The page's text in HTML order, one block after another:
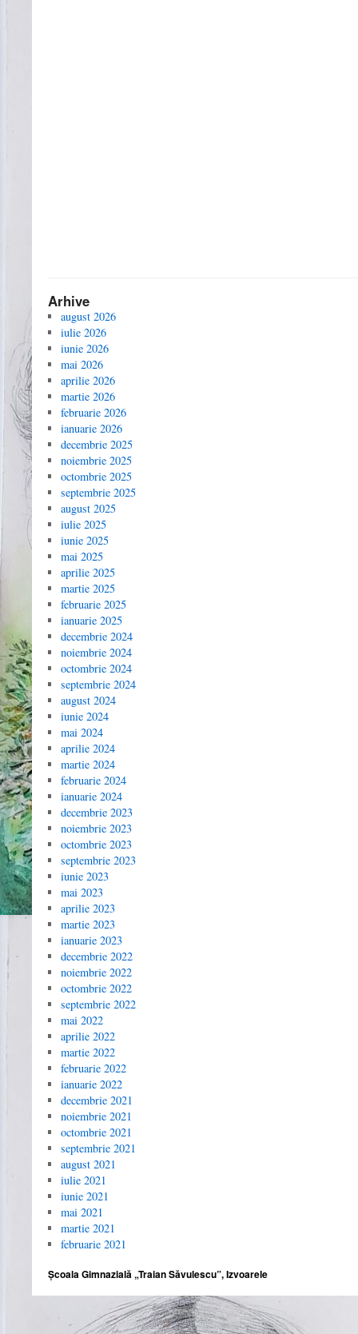
Arhive
august 2026
iulie 2026
iunie 2026
mai 2026
aprilie 2026
martie 2026
februarie 2026
ianuarie 2026
decembrie 2025
noiembrie 2025
octombrie 2025
septembrie 2025
august 2025
iulie 2025
iunie 2025
mai 2025
aprilie 2025
martie 2025
februarie 2025
ianuarie 2025
decembrie 2024
noiembrie 2024
octombrie 2024
septembrie 2024
august 2024
iunie 2024
mai 2024
aprilie 2024
martie 2024
februarie 2024
ianuarie 2024
decembrie 2023
noiembrie 2023
octombrie 2023
septembrie 2023
iunie 2023
mai 2023
aprilie 2023
martie 2023
ianuarie 2023
decembrie 2022
noiembrie 2022
octombrie 2022
septembrie 2022
mai 2022
aprilie 2022
martie 2022
februarie 2022
ianuarie 2022
decembrie 2021
noiembrie 2021
octombrie 2021
septembrie 2021
august 2021
iulie 2021
iunie 2021
mai 2021
martie 2021
februarie 2021
Școala Gimnazială „Traian Săvulescu”, Izvoarele